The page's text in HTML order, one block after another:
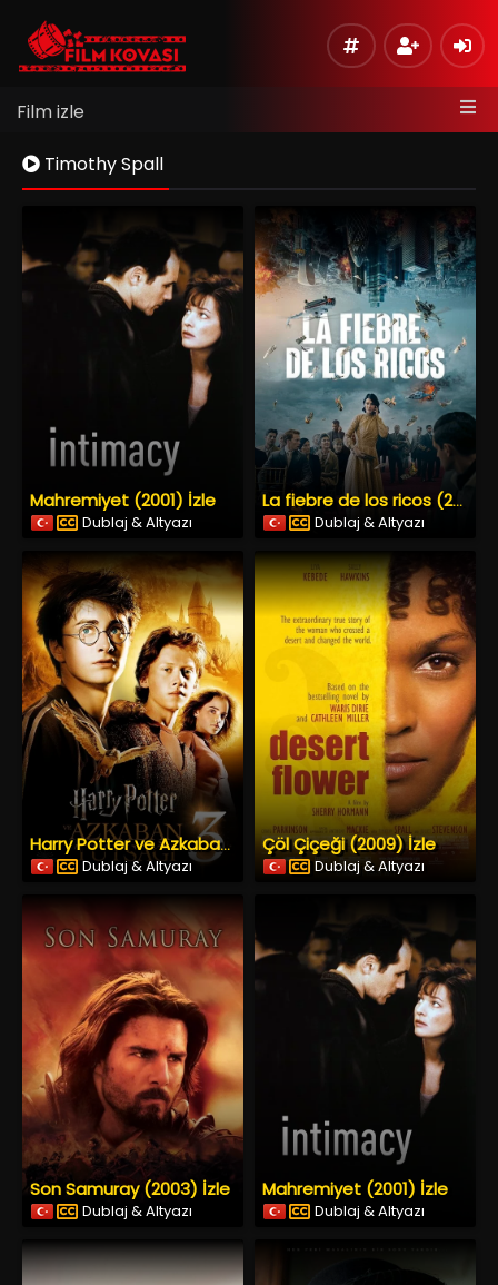
Film izle
Timothy Spall
Mahremiyet (2001) İzle
Dublaj & Altyazı
La fiebre de los ricos (2024) İzle
Dublaj & Altyazı
Harry Potter ve Azkaban Tutsağı (2004) İzle
Dublaj & Altyazı
Çöl Çiçeği (2009) İzle
Dublaj & Altyazı
Son Samuray (2003) İzle
Dublaj & Altyazı
Mahremiyet (2001) İzle
Dublaj & Altyazı